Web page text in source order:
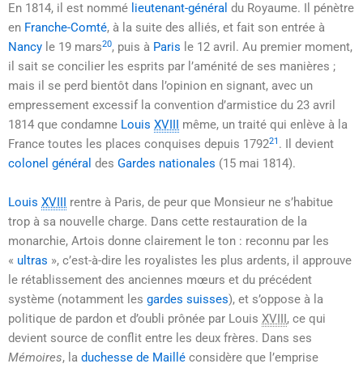
En 1814, il est nommé lieutenant-général du Royaume. Il pénètre
en Franche-Comté, à la suite des alliés, et fait son entrée à
Nancy le 19 mars20, puis à Paris le 12 avril . Au premier moment,
il sait se concilier les esprits par l’aménité de ses manières ;
mais il se perd bientôt dans l’opinion en signant, avec un
empressement excessif la convention d’armistice du 23 avril
1814 que condamne Louis XVIII même, un traité qui enlève à la
France toutes les places conquises depuis 179221 . Il devient
colonel général des Gardes nationales (15 mai 1814).
Louis XVIII rentre à Paris, de peur que Monsieur ne s’habitue
trop à sa nouvelle charge. Dans cette restauration de la
monarchie, Artois donne clairement le ton : reconnu par les
« ultras », c’est-à-dire les royalistes les plus ardents, il approuve
le rétablissement des anciennes mœurs et du précédent
système (notamment les gardes suisses), et s’oppose à la
politique de pardon et d’oubli prônée par Louis XVIII, ce qui
devient source de conflit entre les deux frères. Dans ses
Mémoires, la duchesse de Maillé considère que l’emprise